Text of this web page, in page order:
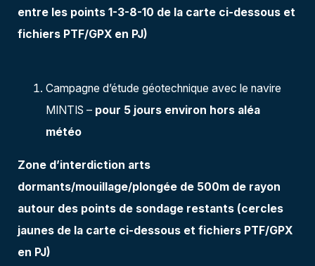
entre les points 1-3-8-10 de la carte ci-dessous et
fichiers PTF/GPX en PJ)
Campagne d’étude géotechnique avec le navire
MINTIS – pour 5 jours environ hors aléa
météo
Zone d’interdiction arts
dormants/mouillage/plongée de 500m de rayon
autour des points de sondage restants (cercles
jaunes de la carte ci-dessous et fichiers PTF/GPX
en PJ)